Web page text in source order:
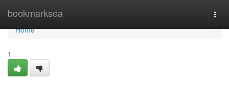
bookmarksea
Home
Home
1